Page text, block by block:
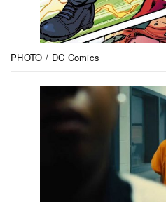
PHOTO / DC Comics